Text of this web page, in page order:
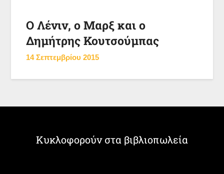
Ο Λένιν, ο Μαρξ και ο
Δημήτρης Κουτσούμπας
14 Σεπτεμβρίου 2015
Κυκλοφορούν στα βιβλιοπωλεία